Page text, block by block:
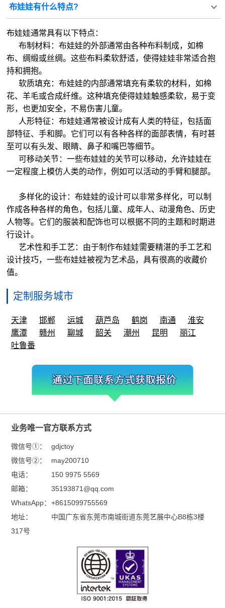
布娃娃有什么特点?
布娃娃通常具有以下特点：
布制材料：布娃娃的外部通常由各种布料制成，如棉
布、绸缎或丝绸。这些布料柔软舒适，使得娃娃非常适合抱
持和拥抱。
软质填充：布娃娃的内部通常填充有柔软的材料，如棉
花、羊毛或合成纤维。这种填充使得娃娃触感柔软，易于变
形，也更加安全，不易伤害儿童。
人形特征：布娃娃通常被设计成有人类的特征，包括面
部特征、手和脚。它们可以有各种各样的面部表情，有时甚
至可以有头发、眼睛、鼻子和嘴巴等细节。
可移动关节：一些布娃娃的关节可以移动，允许娃娃在
一定程度上模仿人类的动作，例如可以活动的手臂和腿部。
多样化的设计：布娃娃的设计可以非常多样化，可以制
作成各种各样的角色，包括儿童、成年人、动漫角色、历史
人物等。它们的服装和配饰也可以根据不同的主题和时期进
行设计。
艺术性和手工艺：由于制作布娃娃需要精湛的手工艺和
设计技巧，一些布娃娃被视为艺术品，具有很高的收藏价
值。
定制服务城市
天津 邯郸 运城 葫芦岛 鹤岗 南通
淮安
鹰潭
赣州 聊城 韶关 潮州 昆明
丽江
吐鲁番
业务唯一官方联系方式
微信号①：
gdjctoy
微信号②：
may200710
电话：
150 9975 5569
邮箱：
35193871@qq.com
WhatsApp： +8615099755569
地址：
中国广东省东莞市南城街道东莞艺展中心B8栋3楼
317号